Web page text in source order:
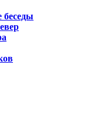
беседы